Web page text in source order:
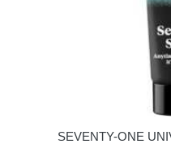
SEVENTY-ONE